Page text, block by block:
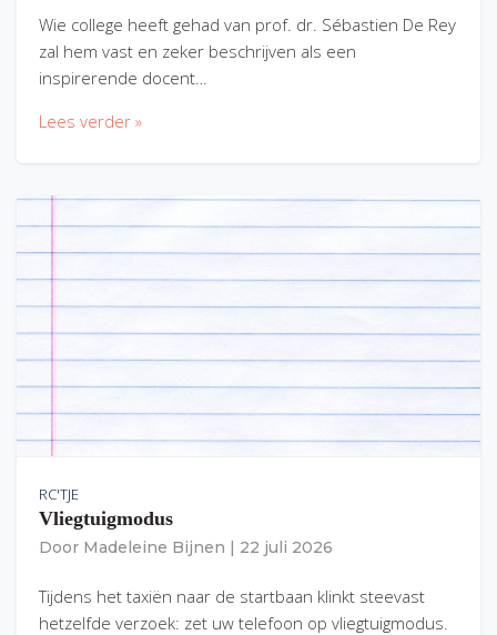
Wie college heeft gehad van prof. dr. Sébastien De Rey
zal hem vast en zeker beschrijven als een
inspirerende docent…
Lees verder »
RC'TJE
Vliegtuigmodus
Door Madeleine Bijnen 22 juli 2026
Tijdens het taxiën naar de startbaan klinkt steevast
hetzelfde verzoek: zet uw telefoon op vliegtuigmodus.